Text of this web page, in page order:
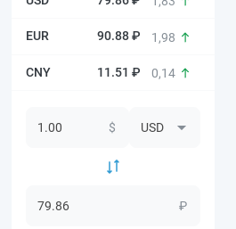
90.88 ₽ 1,98
11.51 ₽ 0,14
$
₽